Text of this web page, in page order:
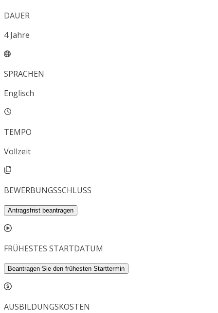
DAUER
4 Jahre
SPRACHEN
Englisch
TEMPO
Vollzeit
BEWERBUNGSSCHLUSS
Antragsfrist beantragen
FRÜHESTES STARTDATUM
Beantragen Sie den frühesten Starttermin
AUSBILDUNGSKOSTEN